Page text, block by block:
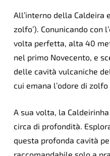
All’interno della Caldeira
zolfo’). Conunicando con
volta perfetta, alta 40
nel primo Novecento, e
delle cavità vulcaniche
cui emana l’odore di
A sua volta, la
circa di profondità.
questa profonda cavità